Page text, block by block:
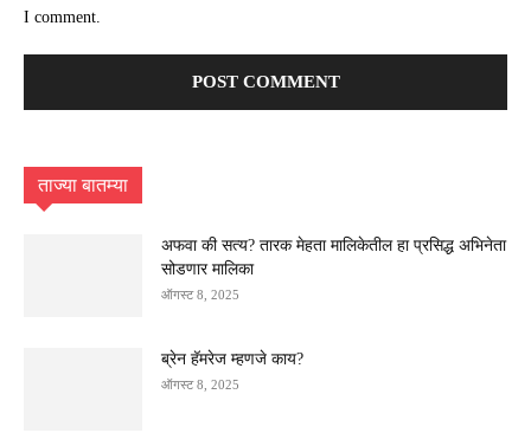
I comment.
ताज्या बातम्या
अफवा की सत्य? तारक मेहता मालिकेतील हा प्रसिद्ध अभिनेता
सोडणार मालिका
ऑगस्ट 8, 2025
ब्रेन हॅमरेज म्हणजे काय?
ऑगस्ट 8, 2025